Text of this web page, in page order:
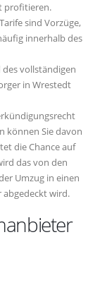
profitieren.
sind Vorzüge,
innerhalb des
vollständigen
in Wrestedt
können Sie davon
die Chance auf
das von den
Umzug in einen
wird.